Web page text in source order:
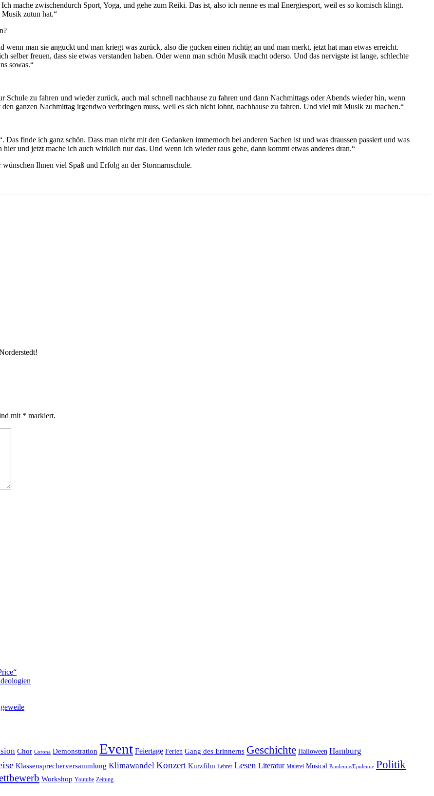
mache zwischendurch Sport, Yoga, und gehe zum Reiki. Das ist, also ich nenne es mal Energiesport, weil es so komisch klingt.
Musik zutun hat.“
wenn man sie anguckt und man kriegt was zurück, also die gucken einen richtig an und man merkt, jetzt hat man etwas erreicht.
selber freuen, dass sie etwas verstanden haben. Oder wenn man schön Musik macht oderso. Und das nervigste ist lange, schlechte
sowas.“
Schule zu fahren und wieder zurück, auch mal schnell nachhause zu fahren und dann Nachmittags oder Abends wieder hin, wenn
ganzen Nachmittag irgendwo verbringen muss, weil es sich nicht lohnt, nachhause zu fahren. Und viel mit Musik zu machen.“
finde ich ganz schön. Dass man nicht mit den Gedanken immernoch bei anderen Sachen ist und was draussen passiert und was
und jetzt mache ich auch wirklich nur das. Und wenn ich wieder raus gehe, dann kommt etwas anderes dran.“
Ihnen viel Spaß und Erfolg an der Stormarnschule.
mit * markiert.
Chor Corona Demonstration Event Feiertage Ferien Gang des Erinnerns Geschichte Halloween Hamburg
Klassensprecherversammlung Klimawandel Konzert Kurzfilm Lehrer Lesen Literatur Malerei Musical Pandemie/Epidemie Politik
Workshop Youtube Zeitung